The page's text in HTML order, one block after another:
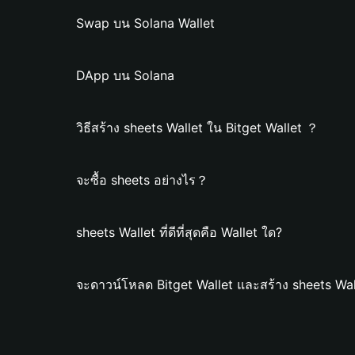
Swap บน Solana Wallet
DApp บน Solana
วิธีสร้าง sheets Wallet ใน Bitget Wallet ？
จะซื้อ sheets อย่างไร？
sheets Wallet ที่ดีที่สุดคือ Wallet ใด?
จะดาวน์โหลด Bitget Wallet และสร้าง sheets